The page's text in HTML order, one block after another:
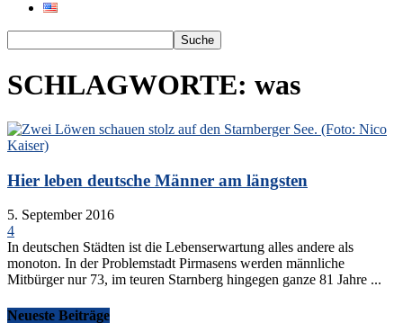
SCHLAGWORTE: was
Hier leben deutsche Männer am längsten
5. September 2016
4
In deutschen Städten ist die Lebenserwartung alles andere als
monoton. In der Problemstadt Pirmasens werden männliche
Mitbürger nur 73, im teuren Starnberg hingegen ganze 81 Jahre ...
Neueste Beiträge